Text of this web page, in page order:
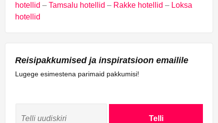
hotellid – Tamsalu hotellid – Rakke hotellid – Loksa
hotellid
Reisipakkumised ja inspiratsioon emailile
Lugege esimestena parimaid pakkumisi!
Telli